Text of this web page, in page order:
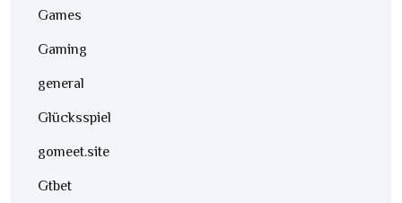
Games
Gaming
general
Glücksspiel
gomeet.site
Gtbet